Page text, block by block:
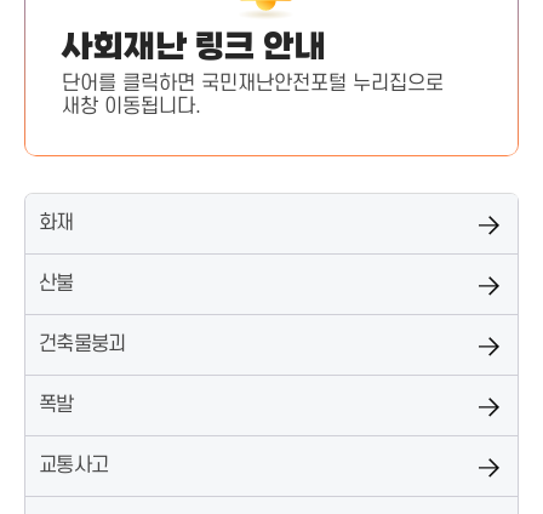
사회재난 링크 안내
단어를 클릭하면 국민재난안전포털 누리집으로
새창 이동됩니다.
화재
산불
건축물붕괴
폭발
교통사고